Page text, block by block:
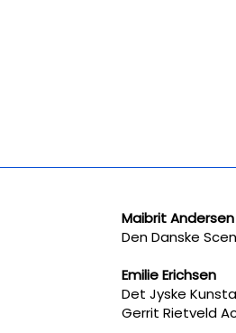
Maibrit Andersen
Den Danske
Emilie Erichsen
Det Jyske
Gerrit Rietveld